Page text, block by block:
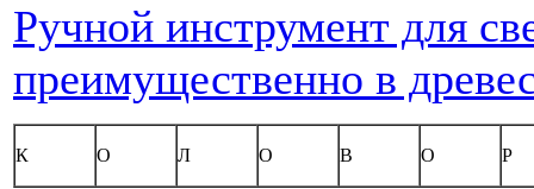
Ручной инструмент для
преимущественно в
К О Л О В О Р